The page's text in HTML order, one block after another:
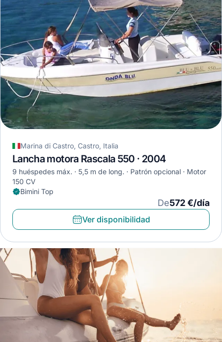
Marina di Castro, Castro, Italia
Lancha motora Rascala 550 · 2004
9 huéspedes máx. 5,5 m de long. Patrón opcional
Motor
150 CV
Bimini Top
De572 €/día
Ver disponibilidad